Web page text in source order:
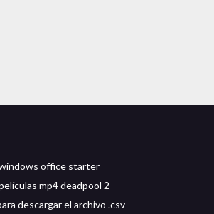
office starter
mp4 deadpool 2
descargar el archivo .csv